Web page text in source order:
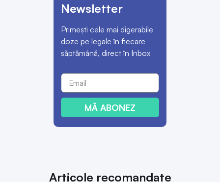
Newsletter
Primești cele mai digerabile
doze pe legale în fiecare
săptămână, direct în Inbox
MĂ ABONEZ
Articole recomandate